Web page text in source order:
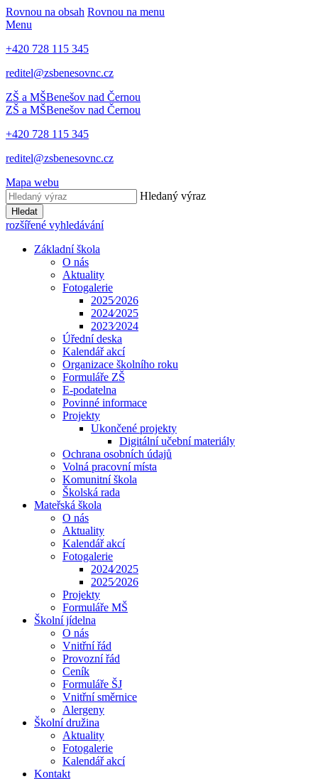
Rovnou na obsah Rovnou na menu
Menu
+420 728 115 345
reditel@zsbenesovnc.cz
ZŠ a MŠBenešov nad Černou
ZŠ a MŠBenešov nad Černou
+420 728 115 345
reditel@zsbenesovnc.cz
Mapa webu
Hledaný výraz
Hledat
rozšířené vyhledávání
Základní škola
O nás
Aktuality
Fotogalerie
2025⁄2026
2024⁄2025
2023⁄2024
Úřední deska
Kalendář akcí
Organizace školního roku
Formuláře ZŠ
E-podatelna
Povinné informace
Projekty
Ukončené projekty
Digitální učební materiály
Ochrana osobních údajů
Volná pracovní místa
Komunitní škola
Školská rada
Mateřská škola
O nás
Aktuality
Kalendář akcí
Fotogalerie
2024⁄2025
2025⁄2026
Projekty
Formuláře MŠ
Školní jídelna
O nás
Vnitřní řád
Provozní řád
Ceník
Formuláře ŠJ
Vnitřní směrnice
Alergeny
Školní družina
Aktuality
Fotogalerie
Kalendář akcí
Kontakt